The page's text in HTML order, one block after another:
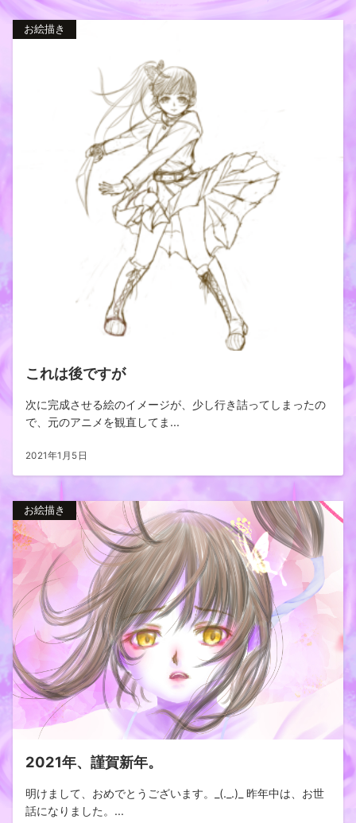
お絵描き
これは後ですが
次に完成させる絵のイメージが、少し行き詰ってしまったの
で、元のアニメを観直してま...
2021年1月5日
お絵描き
2021年、謹賀新年。
明けまして、おめでとうございます。_(._.)_ 昨年中は、お世
話になりました。...